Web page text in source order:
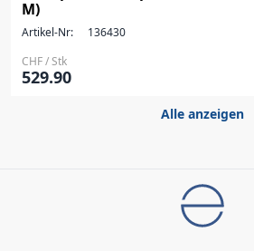
M)
Artikel-Nr:
136430
CHF / Stk
529.90
Alle anzeigen